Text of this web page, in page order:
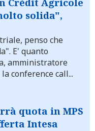
solida",
penso che
E' quanto
amministratore
conference call...
quota in MPS
Intesa